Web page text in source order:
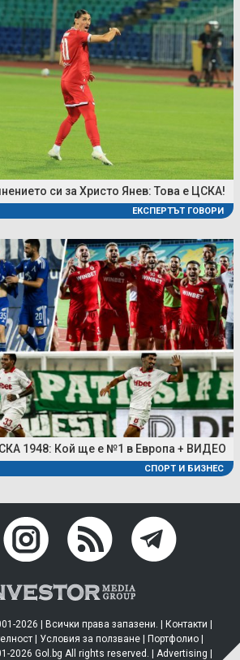
си за Христо Янев: Това е ЦСКА!
ЕКСПЕРТЪТ ГОВОРИ
1948: Кой ще е №1 в Европа + ВИДЕО
СПОРТ И БИЗНЕС
2026 | Всички права запазени. | Контакти
| Условия за ползване| Портфолио|
2026 Gol.bg All rights reserved. | Advertising